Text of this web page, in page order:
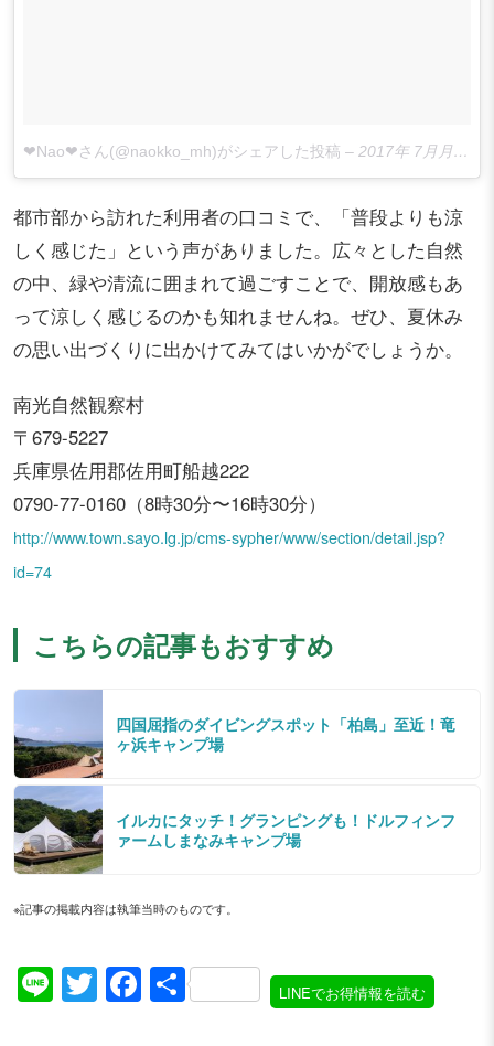
❤︎Nao❤︎さん(@naokko_mh)がシェアした投稿 – 2017年 7月月23日午前6時44分PDT
都市部から訪れた利用者の口コミで、「普段よりも涼
しく感じた」という声がありました。広々とした自然
の中、緑や清流に囲まれて過ごすことで、開放感もあ
って涼しく感じるのかも知れませんね。ぜひ、夏休み
の思い出づくりに出かけてみてはいかがでしょうか。
南光自然観察村
〒679-5227
兵庫県佐用郡佐用町船越222
0790-77-0160（8時30分〜16時30分）
http://www.town.sayo.lg.jp/cms-sypher/www/section/detail.jsp?
id=74
こちらの記事もおすすめ
四国屈指のダイビングスポット「柏島」至近！竜
ヶ浜キャンプ場
イルカにタッチ！グランピングも！ドルフィンフ
ァームしまなみキャンプ場
※記事の掲載内容は執筆当時のものです。
LineTwitter
Facebook
共
有
LINEでお得情報を読む